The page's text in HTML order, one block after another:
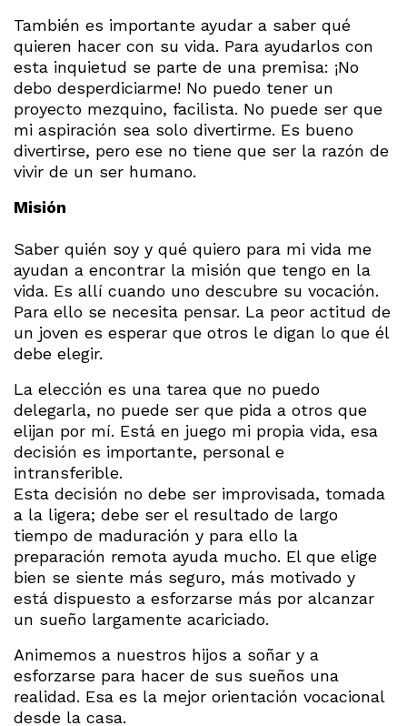
También es importante ayudar a saber qué
quieren hacer con su vida. Para ayudarlos con
esta inquietud se parte de una premisa: ¡No
debo desperdiciarme! No puedo tener un
proyecto mezquino, facilista. No puede ser que
mi aspiración sea solo divertirme. Es bueno
divertirse, pero ese no tiene que ser la razón de
vivir de un ser humano.
Misión
Saber quién soy y qué quiero para mi vida me
ayudan a encontrar la misión que tengo en la
vida. Es allí cuando uno descubre su vocación.
Para ello se necesita pensar. La peor actitud de
un joven es esperar que otros le digan lo que él
debe elegir.
La elección es una tarea que no puedo
delegarla, no puede ser que pida a otros que
elijan por mí. Está en juego mi propia vida, esa
decisión es importante, personal e
intransferible.
Esta decisión no debe ser improvisada, tomada
a la ligera; debe ser el resultado de largo
tiempo de maduración y para ello la
preparación remota ayuda mucho. El que elige
bien se siente más seguro, más motivado y
está dispuesto a esforzarse más por alcanzar
un sueño largamente acariciado.
Animemos a nuestros hijos a soñar y a
esforzarse para hacer de sus sueños una
realidad. Esa es la mejor orientación vocacional
desde la casa.